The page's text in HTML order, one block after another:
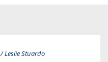
/ Leslie Stuardo